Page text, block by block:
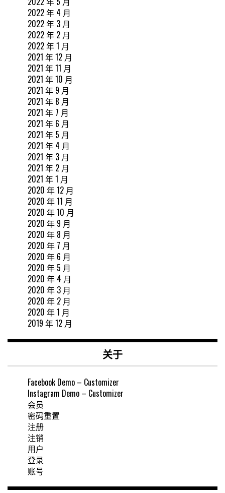
2022 年 4 月
2022 年 3 月
2022 年 2 月
2022 年 1 月
2021 年 12 月
2021 年 11 月
2021 年 10 月
2021 年 9 月
2021 年 8 月
2021 年 7 月
2021 年 6 月
2021 年 5 月
2021 年 4 月
2021 年 3 月
2021 年 2 月
2021 年 1 月
2020 年 12 月
2020 年 11 月
2020 年 10 月
2020 年 9 月
2020 年 8 月
2020 年 7 月
2020 年 6 月
2020 年 5 月
2020 年 4 月
2020 年 3 月
2020 年 2 月
2020 年 1 月
2019 年 12 月
关于
Facebook Demo – Customizer
Instagram Demo – Customizer
会员
密码重置
注册
注销
用户
登录
账号